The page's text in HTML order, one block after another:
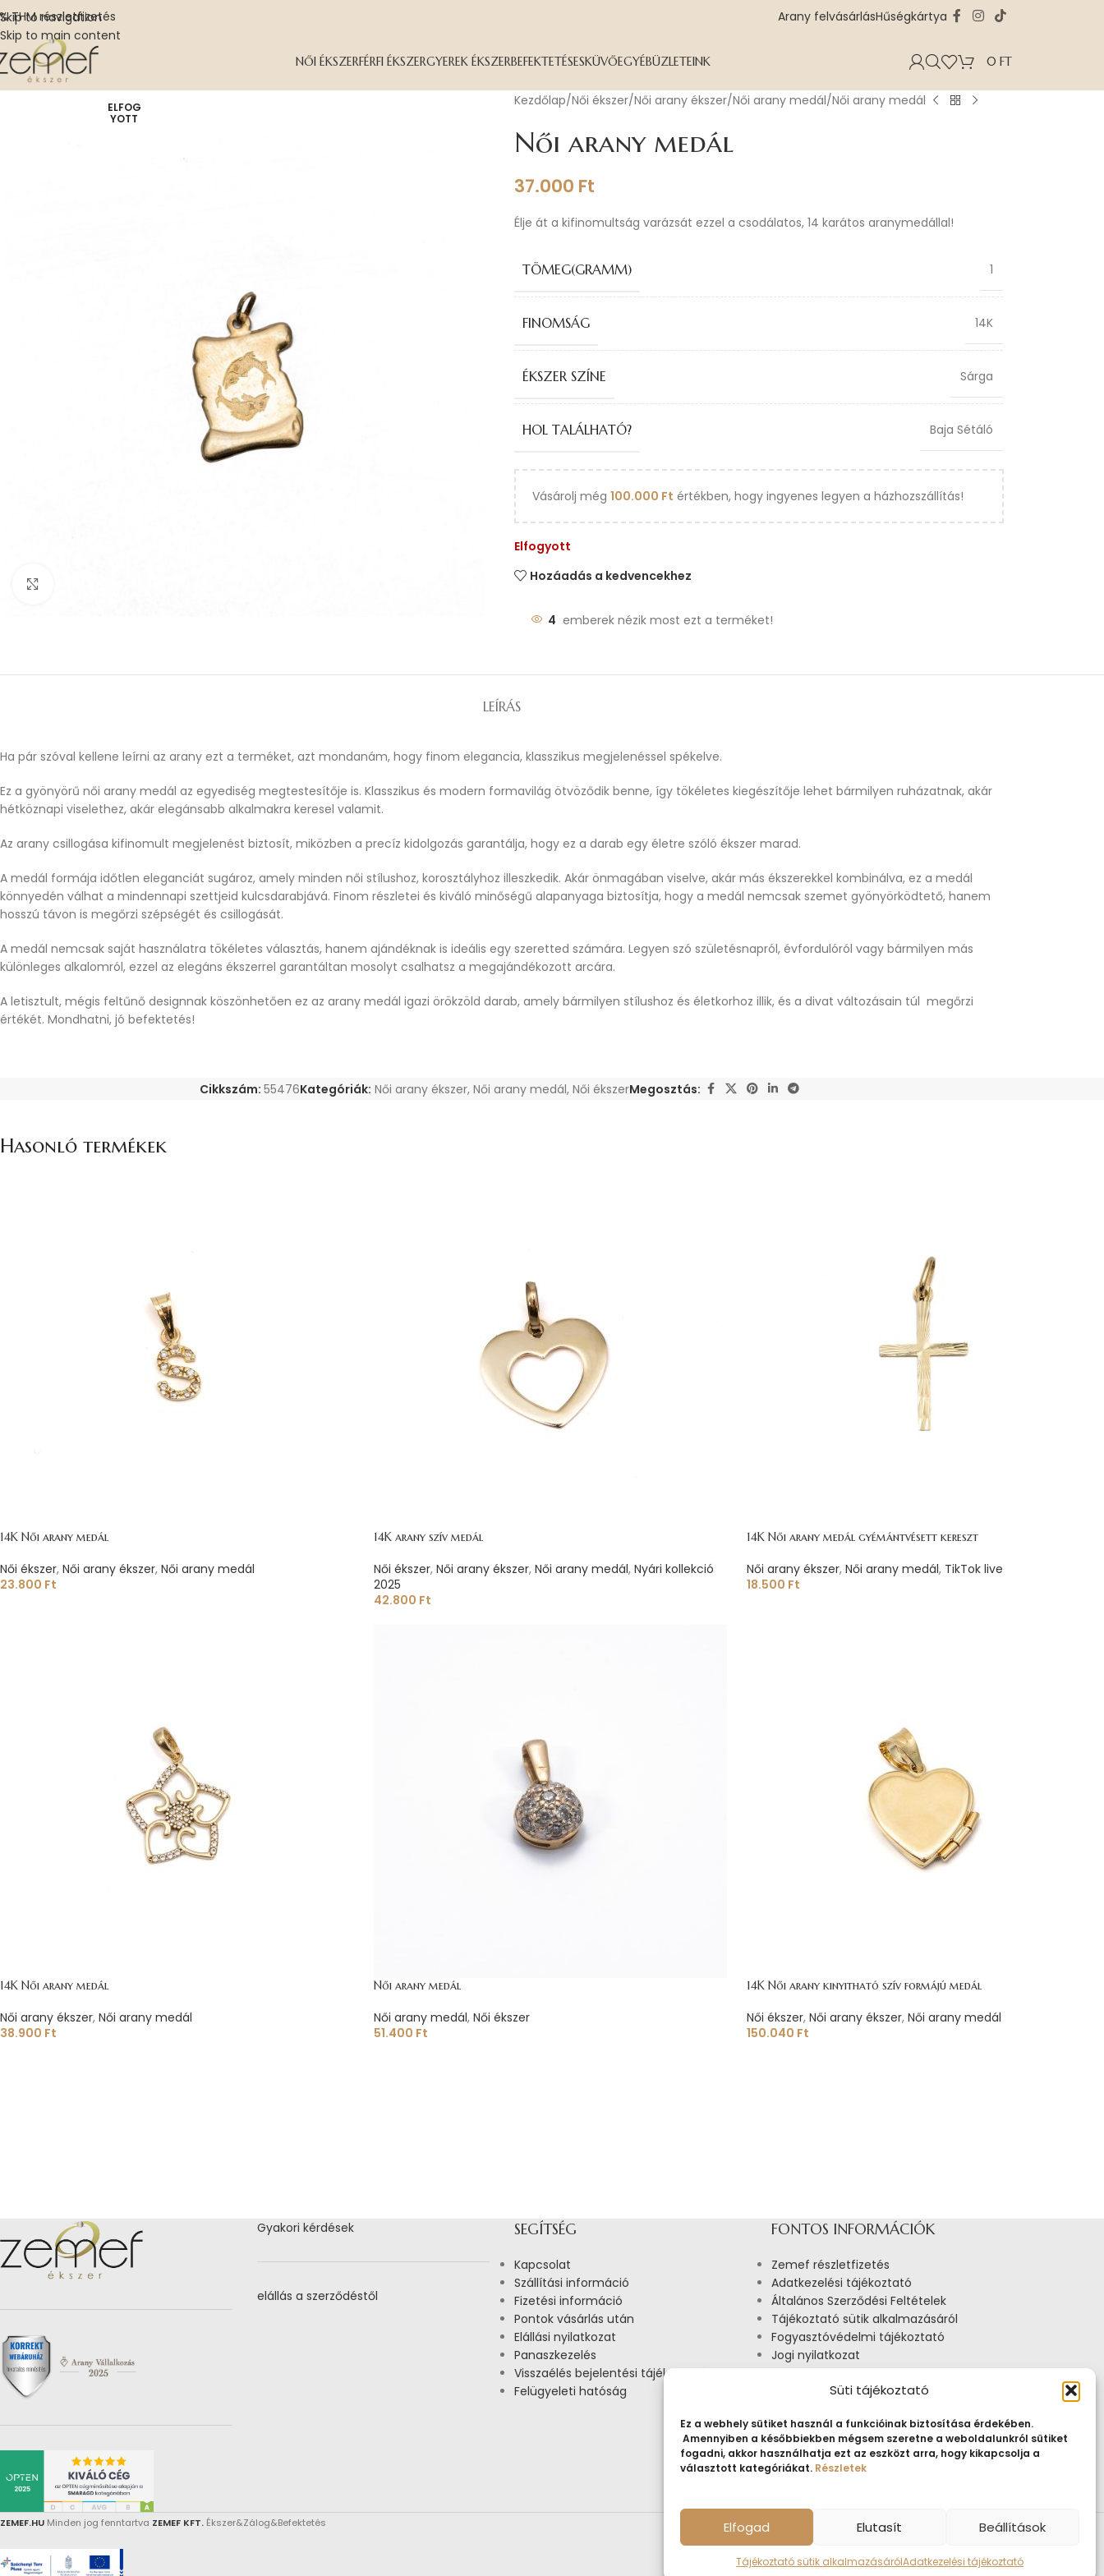
Süti tájékoztató
Ez a webhely sütiket használ a funkcióinak biztosítása érdekében.
Amennyiben a későbbiekben mégsem szeretne a weboldalunkról sütiket
fogadni, akkor használhatja ezt az eszközt arra, hogy kikapcsolja a
választott kategóriákat. Részletek
Elfogad Elutasít Beállítások
Tájékoztató sütik alkalmazásárólAdatkezelési tájékoztató
Skip to navigation
Skip to main content
THM részletfizetés Arany felvásárlásHűségkártya
NŐI ÉKSZERFÉRFI ÉKSZERGYEREK ÉKSZERBEFEKTETÉSESKÜVŐEGYÉBÜZLETEINK 0 FT
ELFOG
YOTT
Kezdőlap Női ékszer Női arany ékszer Női arany medál Női arany medál
Női arany medál
37.000 Ft
Élje át a kifinomultság varázsát ezzel a csodálatos, 14 karátos aranymedállal!
TÖMEG(GRAMM) 1
FINOMSÁG 14K
ÉKSZER SZÍNE Sárga
HOL TALÁLHATÓ? Baja Sétáló
Vásárolj még 100.000 Ft értékben, hogy ingyenes legyen a házhozszállítás!
Elfogyott
Hozáadás a kedvencekhez
4 emberek nézik most ezt a terméket!
LEÍRÁS
Ha pár szóval kellene leírni az arany ezt a terméket, azt mondanám, hogy finom elegancia, klasszikus megjelenéssel spékelve.
Ez a gyönyörű női arany medál az egyediség megtestesítője is. Klasszikus és modern formavilág ötvöződik benne, így tökéletes kiegészítője lehet bármilyen ruházatnak, akár
hétköznapi viselethez, akár elegánsabb alkalmakra keresel valamit.
Az arany csillogása kifinomult megjelenést biztosít, miközben a precíz kidolgozás garantálja, hogy ez a darab egy életre szóló ékszer marad.
A medál formája időtlen eleganciát sugároz, amely minden női stílushoz, korosztályhoz illeszkedik. Akár önmagában viselve, akár más ékszerekkel kombinálva, ez a medál
könnyedén válhat a mindennapi szettjeid kulcsdarabjává. Finom részletei és kiváló minőségű alapanyaga biztosítja, hogy a medál nemcsak szemet gyönyörködtető, hanem
hosszú távon is megőrzi szépségét és csillogását.
A medál nemcsak saját használatra tökéletes választás, hanem ajándéknak is ideális egy szeretted számára. Legyen szó születésnapról, évfordulóról vagy bármilyen más
különleges alkalomról, ezzel az elegáns ékszerrel garantáltan mosolyt csalhatsz a megajándékozott arcára.
A letisztult, mégis feltűnő designnak köszönhetően ez az arany medál igazi örökzöld darab, amely bármilyen stílushoz és életkorhoz illik, és a divat változásain túl megőrzi
értékét. Mondhatni, jó befektetés!
Cikkszám: 55476Kategóriák: Női arany ékszer, Női arany medál, Női ékszerMegosztás:
Hasonló termékek
14K Női arany medál
Női ékszer, Női arany ékszer, Női arany medál
23.800 Ft
14K arany szív medál
Női ékszer, Női arany ékszer, Női arany medál, Nyári kollekció
2025
42.800 Ft
14K Női arany medál gyémántvésett kereszt
Női arany ékszer, Női arany medál, TikTok live
18.500 Ft
14K Női arany medál
Női arany ékszer, Női arany medál
38.900 Ft
Női arany medál
Női arany medál, Női ékszer
51.400 Ft
14K Női arany kinyitható szív formájú medál
Női ékszer, Női arany ékszer, Női arany medál
150.040 Ft
Gyakori kérdések
elállás a szerződéstől
SEGÍTSÉG
Kapcsolat
Szállítási információ
Fizetési információ
Pontok vásárlás után
Elállási nyilatkozat
Panaszkezelés
Visszaélés bejelentési tájékoztató
Felügyeleti hatóság
FONTOS INFORMÁCIÓK
Zemef részletfizetés
Adatkezelési tájékoztató
Általános Szerződési Feltételek
Tájékoztató sütik alkalmazásáról
Fogyasztóvédelmi tájékoztató
Jogi nyilatkozat
Impresszum
Pályázatok
ZEMEF.HU Minden jog fenntartva ZEMEF KFT. Ékszer&Zálog&Befektetés